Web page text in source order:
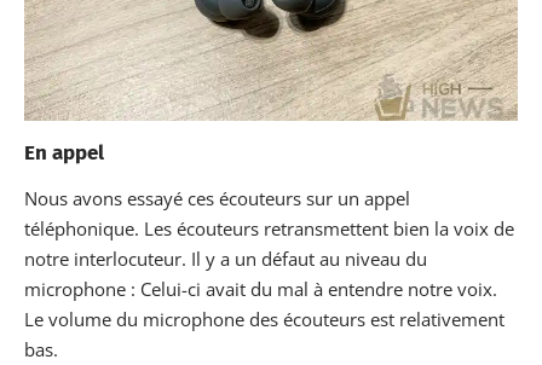
En appel
Nous avons essayé ces écouteurs sur un appel
téléphonique. Les écouteurs retransmettent bien la voix de
notre interlocuteur. Il y a un défaut au niveau du
microphone : Celui-ci avait du mal à entendre notre voix.
Le volume du microphone des écouteurs est relativement
bas.